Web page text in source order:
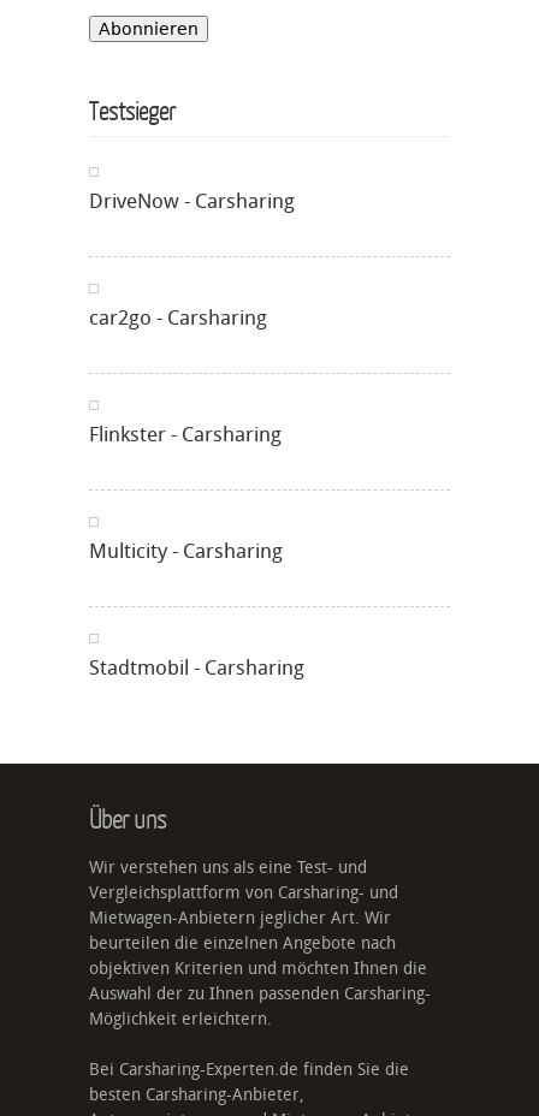
Testsieger
DriveNow - Carsharing
car2go - Carsharing
Flinkster - Carsharing
Multicity - Carsharing
Stadtmobil - Carsharing
Über uns
Wir verstehen uns als eine Test- und
Vergleichsplattform von Carsharing- und
Mietwagen-Anbietern jeglicher Art. Wir
beurteilen die einzelnen Angebote nach
objektiven Kriterien und möchten Ihnen die
Auswahl der zu Ihnen passenden Carsharing-
Möglichkeit erleichtern.
Bei Carsharing-Experten.de finden Sie die
besten Carsharing-Anbieter,